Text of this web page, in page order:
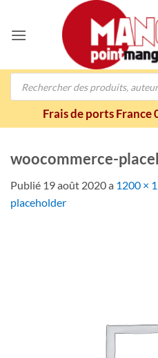
contenu
Recherche
Frais de ports
woocommerce-
Publié 19 août 2020a 1200 ×
placeholder